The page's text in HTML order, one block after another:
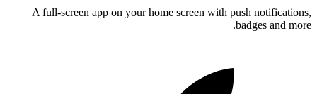
A full-screen app on your home screen with push notifications,
badges and more.